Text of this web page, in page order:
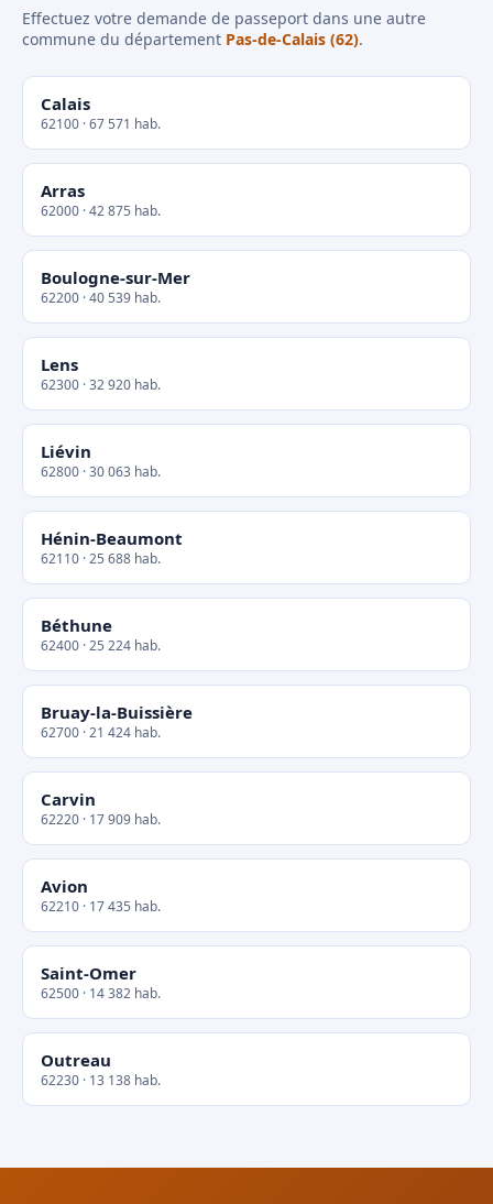
Effectuez votre demande de passeport dans une autre
commune du département Pas-de-Calais (62).
Calais
62100 · 67 571 hab.
Arras
62000 · 42 875 hab.
Boulogne-sur-Mer
62200 · 40 539 hab.
Lens
62300 · 32 920 hab.
Liévin
62800 · 30 063 hab.
Hénin-Beaumont
62110 · 25 688 hab.
Béthune
62400 · 25 224 hab.
Bruay-la-Buissière
62700 · 21 424 hab.
Carvin
62220 · 17 909 hab.
Avion
62210 · 17 435 hab.
Saint-Omer
62500 · 14 382 hab.
Outreau
62230 · 13 138 hab.